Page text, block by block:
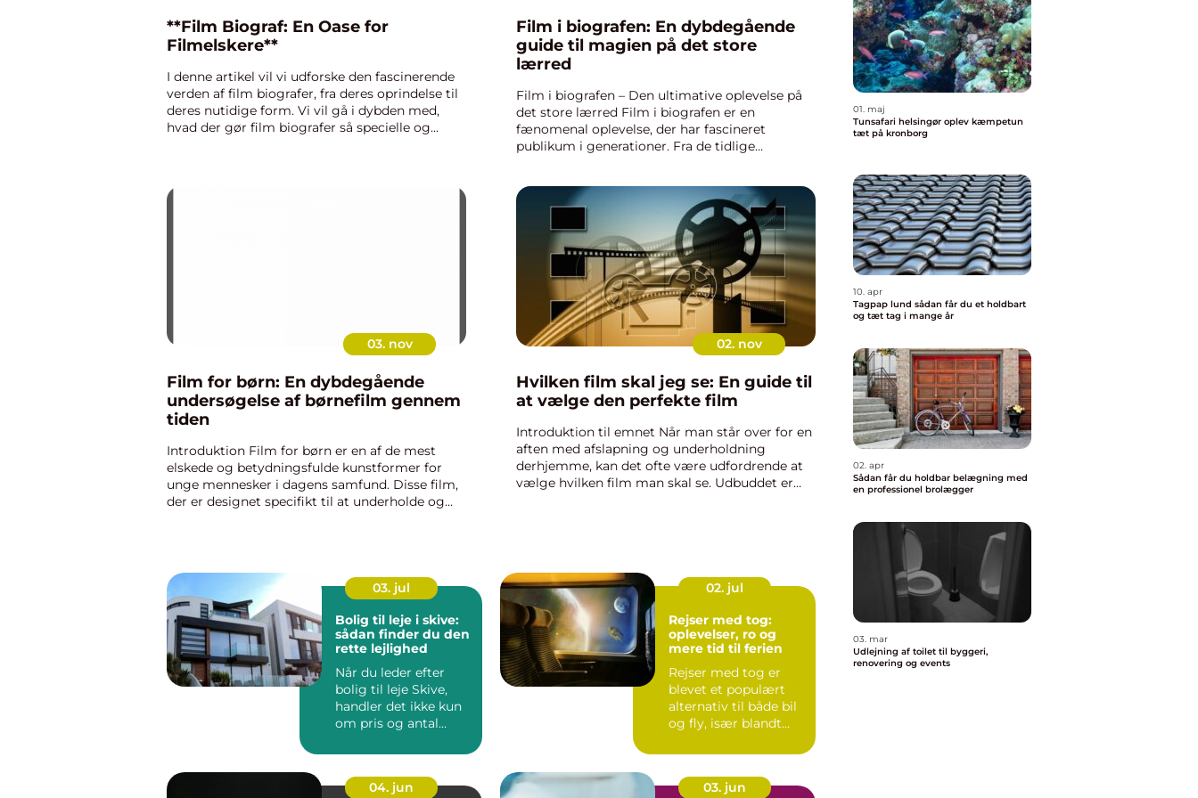
**Film Biograf: En Oase for
Filmelskere**
I denne artikel vil vi udforske den fascinerende
verden af film biografer, fra deres oprindelse til
deres nutidige form. Vi vil gå i dybden med,
hvad der gør film biografer så specielle og
Film i biografen: En dybdegående
guide til magien på det store
lærred
Film i biografen – Den ultimative oplevelse på
det store lærred Film i biografen er en
fænomenal oplevelse, der har fascineret
publikum i generationer. Fra de tidlige
03. nov
Film for børn: En dybdegående
undersøgelse af børnefilm gennem
tiden
Introduktion Film for børn er en af de mest
elskede og betydningsfulde kunstformer for
unge mennesker i dagens samfund. Disse film,
der er designet specifikt til at underholde og
02. nov
Hvilken film skal jeg se: En guide til
at vælge den perfekte film
Introduktion til emnet Når man står over for en
aften med afslapning og underholdning
derhjemme, kan det ofte være udfordrende at
vælge hvilken film man skal se. Udbuddet er
03. jul
Bolig til leje i skive:
sådan finder du den
rette lejlighed
Når du leder efter
bolig til leje Skive,
handler det ikke kun
om pris og antal
vælg...
02. jul
Rejser med tog:
oplevelser, ro og
mere tid til ferien
Rejser med tog er
blevet et populært
alternativ til både bil
og fly, især blandt
04. jun
03. jun
01. maj
Tunsafari helsingør oplev kæmpetun
tæt på kronborg
10. apr
Tagpap lund sådan får du et holdbart
og tæt tag i mange år
02. apr
Sådan får du holdbar belægning med
en professionel brolægger
03. mar
Udlejning af toilet til byggeri,
renovering og events